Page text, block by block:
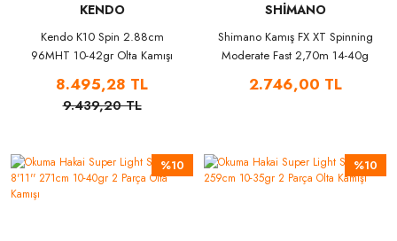
KENDO
Kendo K10 Spin 2.88cm
96MHT 10-42gr Olta Kamışı
8.495,28 TL
9.439,20 TL
SHİMANO
Shimano Kamış FX XT Spinning
Moderate Fast 2,70m 14-40g
2.746,00 TL
%10 %10